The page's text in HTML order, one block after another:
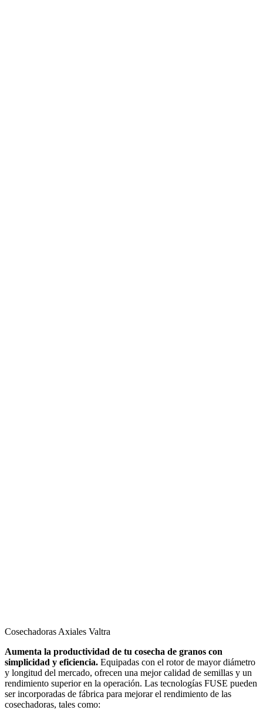
Cosechadoras Axiales Valtra
Aumenta la productividad de tu cosecha de granos con
simplicidad y eficiencia. Equipadas con el rotor de mayor diámetro
y longitud del mercado, ofrecen una mejor calidad de semillas y un
rendimiento superior en la operación. Las tecnologías FUSE pueden
ser incorporadas de fábrica para mejorar el rendimiento de las
cosechadoras, tales como: